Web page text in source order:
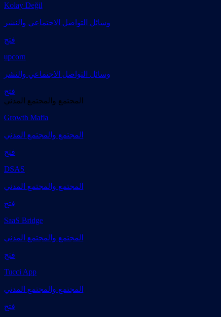
Kolay Değil
وسائل التواصل الاجتماعي والنشر
فتح
upcorn
وسائل التواصل الاجتماعي والنشر
فتح
المجتمع والمجتمع المدني
Growth Mafia
المجتمع والمجتمع المدني
فتح
DSAS
المجتمع والمجتمع المدني
فتح
SaaS Bridge
المجتمع والمجتمع المدني
فتح
Tucci App
المجتمع والمجتمع المدني
فتح